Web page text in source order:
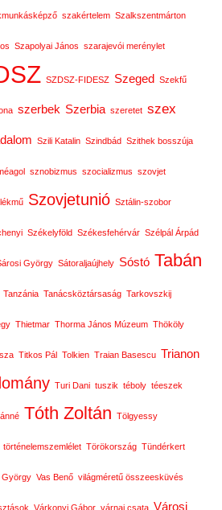
szakértelem Szalkszentmárton
Szapolyai János szarajevói merénylet
SZDSZ-FIDESZ Szeged Szekfű
szerbek Szerbia szeretet szex
Szili Katalin Szindbád Szithek bosszúja
sznobizmus szocializmus szovjet
Szovjetunió Sztálin-szobor
Székelyföld Székesfehérvár Szélpál Árpád
György Sátoraljaújhely Sóstó Tabán
Tanzánia Tanácsköztársaság Tarkovszkij
Thietmar Thorma János Múzeum Thököly
Titkos Pál Tolkien Traian Basescu Trianon
Turi Dani tuszik téboly téeszek
Tóth Zoltán Tölgyessy
történelemszemlélet Törökország Tündérkert
György Vas Benő világméretű összeesküvés
Várkonyi Gábor várnai csata Városi